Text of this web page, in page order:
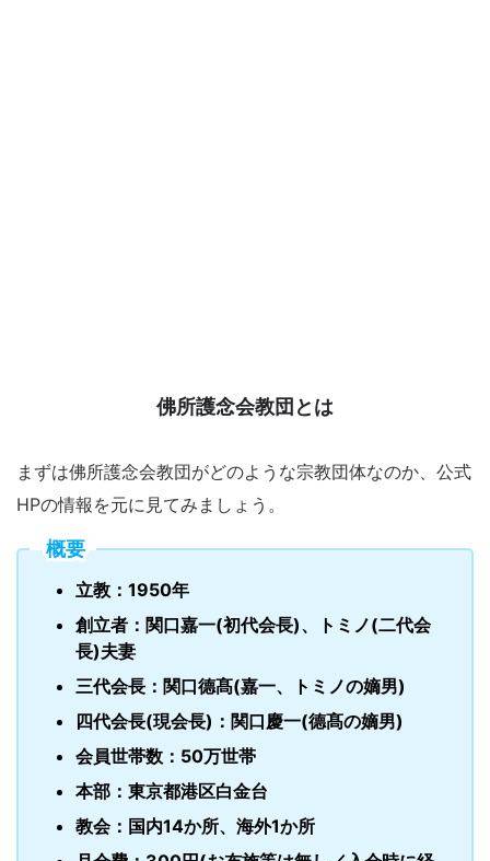
佛所護念会教団とは
まずは佛所護念会教団がどのような宗教団体なのか、公式
HPの情報を元に見てみましょう。
概要
立教：1950年
創立者：関口嘉一(初代会長)、トミノ(二代会
長)夫妻
三代会長：関口德髙(嘉一、トミノの嫡男)
四代会長(現会長)：関口慶一(德髙の嫡男)
会員世帯数：50万世帯
本部：東京都港区白金台
教会：国内14か所、海外1か所